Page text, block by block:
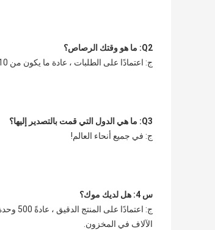
Q2: ما هو وقتك الرصاص؟
ج: اعتمادًا على الطلبات ، عادة ما يكون من 10 إلى 35 يومًا
Q3: ما هي الدول التي قمت بالتصدير إليها؟
ج: في جميع أنحاء العالم!
س 4: هل لديك موك؟
الآلاف في المخزون.